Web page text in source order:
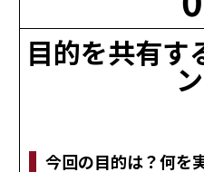
目的を共有す
今回の目的は？何を